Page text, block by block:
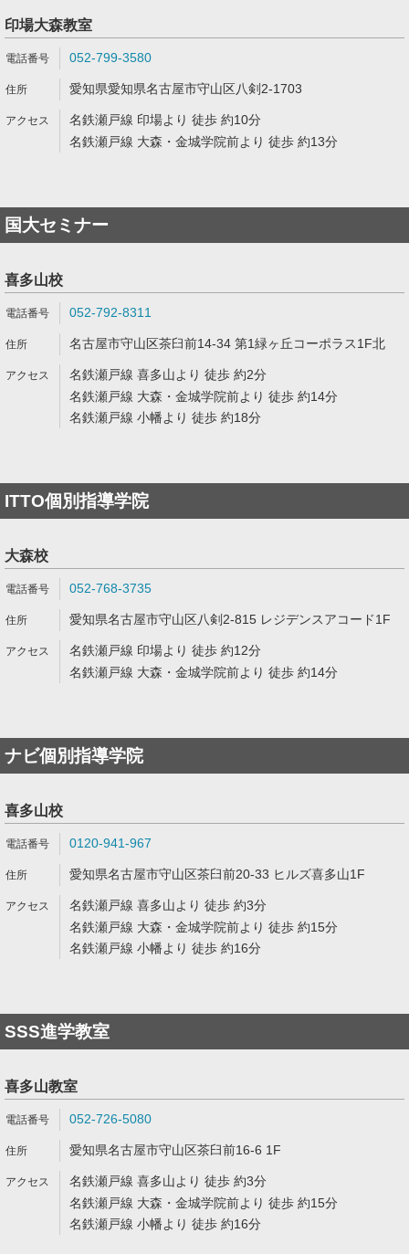
印場大森教室
052-799-3580
愛知県愛知県名古屋市守山区八剣2-1703
名鉄瀬戸線 印場より 徒歩 約10分
名鉄瀬戸線 大森・金城学院前より 徒歩 約13分
国大セミナー
喜多山校
052-792-8311
名古屋市守山区茶臼前14-34 第1緑ヶ丘コーポラス1F北
名鉄瀬戸線 喜多山より 徒歩 約2分
名鉄瀬戸線 大森・金城学院前より 徒歩 約14分
名鉄瀬戸線 小幡より 徒歩 約18分
ITTO個別指導学院
大森校
052-768-3735
愛知県名古屋市守山区八剣2-815 レジデンスアコード1F
名鉄瀬戸線 印場より 徒歩 約12分
名鉄瀬戸線 大森・金城学院前より 徒歩 約14分
ナビ個別指導学院
喜多山校
0120-941-967
愛知県名古屋市守山区茶臼前20-33 ヒルズ喜多山1F
名鉄瀬戸線 喜多山より 徒歩 約3分
名鉄瀬戸線 大森・金城学院前より 徒歩 約15分
名鉄瀬戸線 小幡より 徒歩 約16分
SSS進学教室
喜多山教室
052-726-5080
愛知県名古屋市守山区茶臼前16-6 1F
名鉄瀬戸線 喜多山より 徒歩 約3分
名鉄瀬戸線 大森・金城学院前より 徒歩 約15分
名鉄瀬戸線 小幡より 徒歩 約16分